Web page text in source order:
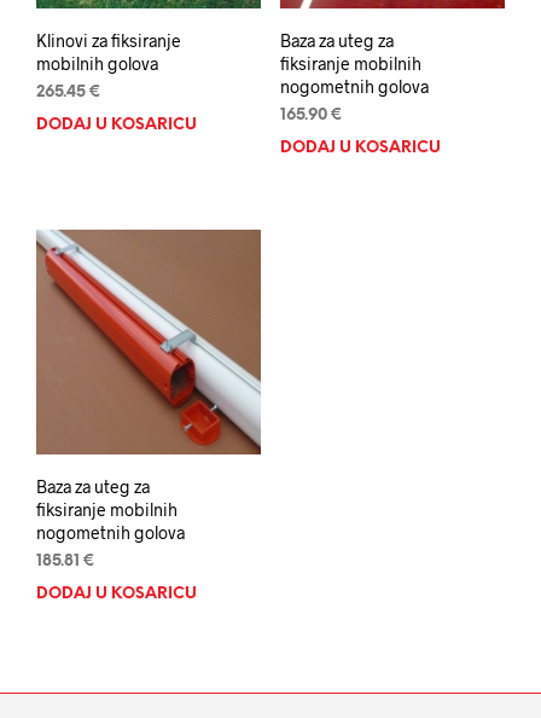
Klinovi za fiksiranje
mobilnih golova
265.45 €
DODAJ U KOŠARICU
Baza za uteg za
fiksiranje mobilnih
nogometnih golova
165.90 €
DODAJ U KOŠARICU
Baza za uteg za
fiksiranje mobilnih
nogometnih golova
185.81 €
DODAJ U KOŠARICU